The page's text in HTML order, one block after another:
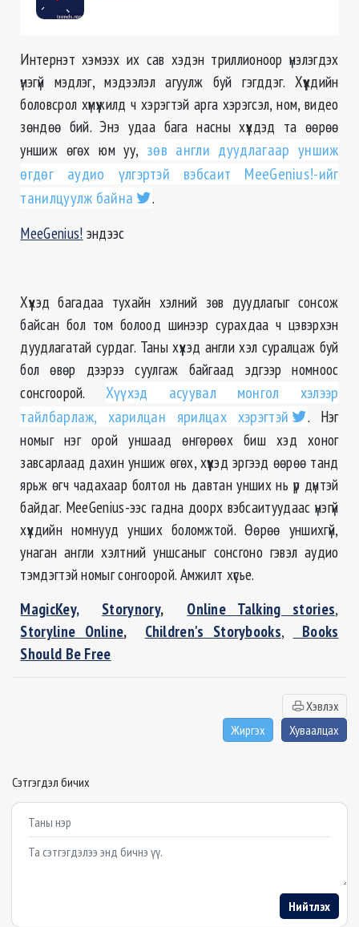
Интернэт хэмээх их сав хэдэн триллионоор үнэлэгдэх
үнэгүй мэдлэг, мэдээлэл агуулж буй гэгддэг. Хүүхдийн
боловсрол хүмүүжилд ч хэрэгтэй арга хэрэгсэл, ном, видео
зөндөө бий. Энэ удаа бага насны хүүхдэд та өөрөө
уншиж өгөх юм уу, зөв англи дуудлагаар уншиж
өгдөг аудио үлгэртэй вэбсаит МeeGenius!-ийг
танилцуулж байна
.
MeeGenius! эндээс
Хүүхэд багадаа тухайн хэлний зөв дуудлагыг сонсож
байсан бол том болоод шинээр сурахдаа ч цэвэрхэн
дуудлагатай сурдаг. Таны хүүхэд англи хэл суралцаж буй
бол өвөр дээрээ суулгаж байгаад эдгээр номноос
сонсгоорой. Хүүхэд асуувал монгол хэлээр
тайлбарлаж, харилцан ярилцах хэрэгтэй
. Нэг
номыг нэг орой уншаад өнгөрөөх биш хэд хоног
завсарлаад дахин уншиж өгөх, хүүхэд эргээд өөрөө танд
ярьж өгч чадахаар болтол нь давтан унших нь үр дүнтэй
байдаг. MeeGenius-ээс гадна доорх вэбсаитуудаас үнэгүй
хүүхдийн номнууд унших боломжтой. Өөрөө уншихгүй,
унаган англи хэлтний уншсаныг сонсгоно гэвэл аудио
тэмдэгтэй номыг сонгоорой. Амжилт хүсье.
MagicKey,
Storynory, Online Talking stories,
Storyline Online, Children's Storybooks,
Books
Should Be Free
Хэвлэх
Жиргэх
Хуваалцах
Сэтгэгдэл бичих
Example textarea
Нийтлэх